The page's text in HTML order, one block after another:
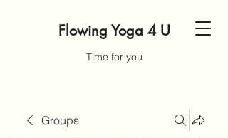
Flowing Yoga 4 U
Time for you
Groups